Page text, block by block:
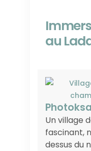
au
Un village
fascinant,
dessus du